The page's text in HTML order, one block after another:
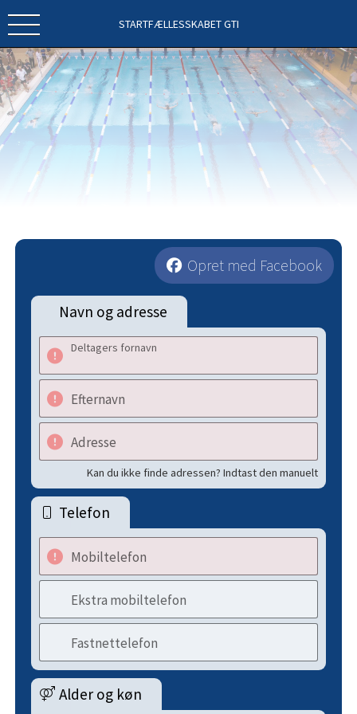
STARTFÆLLESSKABET GTI
Opret med Facebook
Navn og adresse
Deltagers fornavn
Efternavn
Adresse
Kan du ikke finde adressen? Indtast den manuelt
Telefon
Mobiltelefon
Ekstra mobiltelefon
Fastnettelefon
Alder og køn